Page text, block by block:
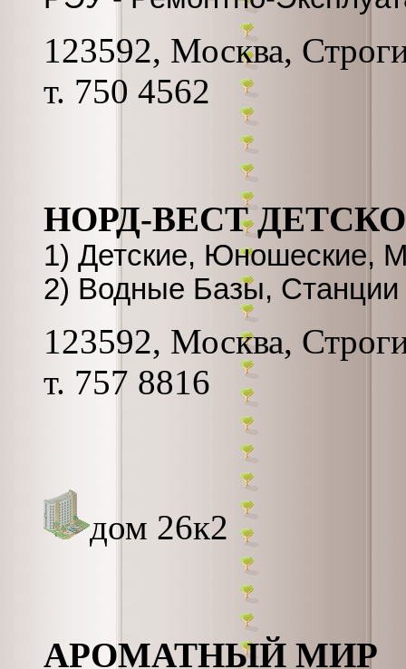
123592, Москва,
т. 750 4562
НОРД-ВЕСТ
1) Детские, Юношеские,
2) Водные Базы, Станции
123592, Москва,
т. 757 8816
дом 26к2
АРОМАТНЫЙ МИР